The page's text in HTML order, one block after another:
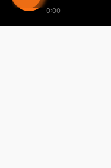
0:00